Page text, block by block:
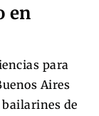
en
para
Aires
de